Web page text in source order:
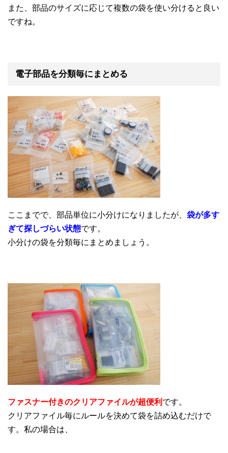
また、部品のサイズに応じて複数の袋を使い分けると良い
ですね。
電子部品を分類毎にまとめる
ここまでで、部品単位に小分けになりましたが、 袋が多す
ぎて探しづらい状態です。
小分けの袋を分類毎にまとめましょう。
ファスナー付きのクリアファイルが超便利 です。
クリアファイル毎にルールを決めて袋を詰め込むだけで
す。私の場合は、